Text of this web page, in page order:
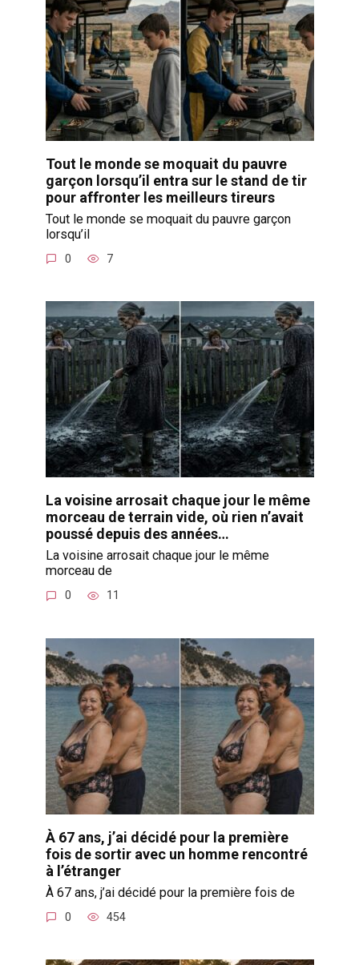
Tout le monde se moquait du pauvre
garçon lorsqu’il entra sur le stand de tir
pour affronter les meilleurs tireurs
Tout le monde se moquait du pauvre garçon
lorsqu’il
0 7
La voisine arrosait chaque jour le même
morceau de terrain vide, où rien n’avait
poussé depuis des années…
La voisine arrosait chaque jour le même
morceau de
0 11
À 67 ans, j’ai décidé pour la première
fois de sortir avec un homme rencontré
à l’étranger
À 67 ans, j’ai décidé pour la première fois de
0 454